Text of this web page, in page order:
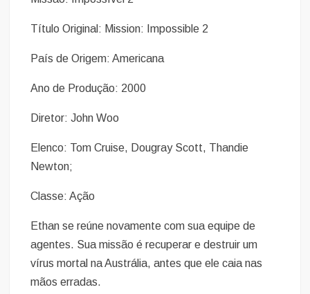
Título Original: Mission: Impossible 2
País de Origem: Americana
Ano de Produção: 2000
Diretor: John Woo
Elenco: Tom Cruise, Dougray Scott, Thandie
Newton;
Classe: Ação
Ethan se reúne novamente com sua equipe de
agentes. Sua missão é recuperar e destruir um
vírus mortal na Austrália, antes que ele caia nas
mãos erradas.